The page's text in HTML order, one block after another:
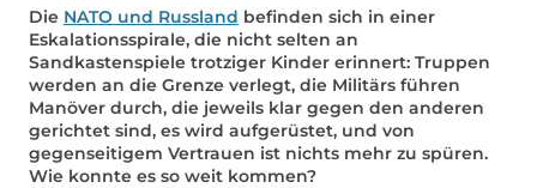
Die NATO und Russland befinden sich in einer
Eskalationsspirale, die nicht selten an
Sandkastenspiele trotziger Kinder erinnert: Truppen
werden an die Grenze verlegt, die Militärs führen
Manöver durch, die jeweils klar gegen den anderen
gerichtet sind, es wird aufgerüstet, und von
gegenseitigem Vertrauen ist nichts mehr zu spüren.
Wie konnte es so weit kommen?